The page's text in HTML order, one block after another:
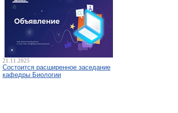
21.11.2025
Состоится расширенное заседание
кафедры Биологии